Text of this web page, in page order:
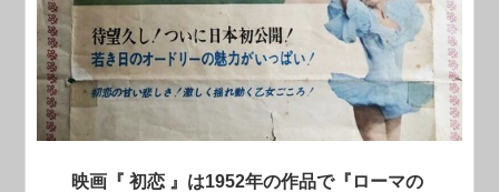
映画『 初恋 』は1952年の作品で『ローマの